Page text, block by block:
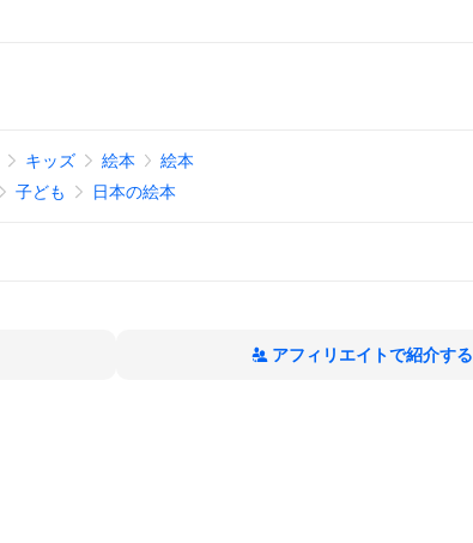
キッズ 絵本
絵本
子ども 日本の絵本
アフィリエイトで紹介する